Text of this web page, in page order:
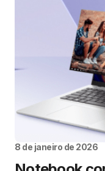
8 de janeiro de 2026